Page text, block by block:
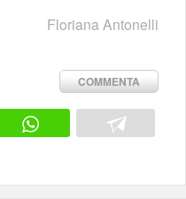
Floriana Antonelli
COMMENTA